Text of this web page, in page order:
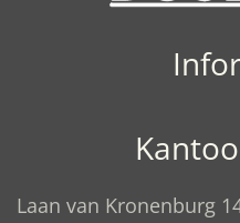
Laan van Kronenburg